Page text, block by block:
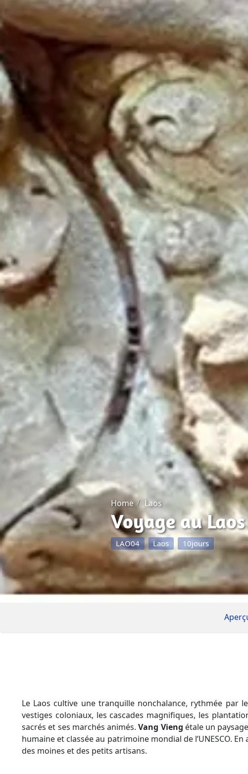
Home Laos
Voyage au
LAO04 Laos 10jours
Le Laos cultive une tranquille nonchalance, rythmée par
vestiges coloniaux, les cascades magnifiques, les
sacrés et ses marchés animés.Vang Vieng étale un
humaine et classée au patrimoine mondial de l’UNESCO.
des moines et des petits artisans.